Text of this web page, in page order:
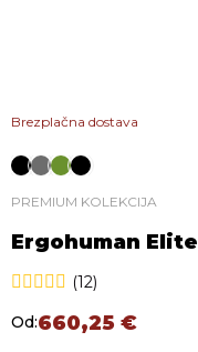
Brezplačna dostava
PREMIUM KOLEKCIJA
Ergohuman Elite
(12)
Od:660,25 €